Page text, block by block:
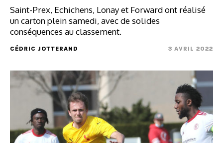
Saint-Prex, Echichens, Lonay et Forward ont réalisé
un carton plein samedi, avec de solides
conséquences au classement.
CÉDRIC JOTTERAND 3 AVRIL 2022